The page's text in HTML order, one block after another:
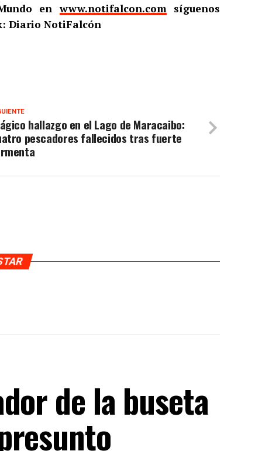
enwww.notifalcon.comsíguenos
Diario NotiFalcón
hallazgo en el Lago de Maracaibo:
pescadores fallecidos tras fuerte
de la buseta